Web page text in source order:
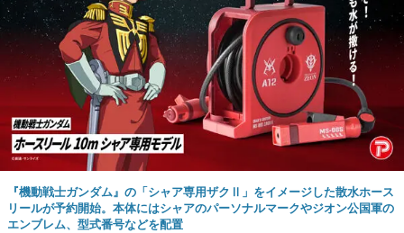
『機動戦士ガンダム』の「シャア専用ザクⅡ」をイメージした散水ホース
リールが予約開始。本体にはシャアのパーソナルマークやジオン公国軍の
エンブレム、型式番号などを配置